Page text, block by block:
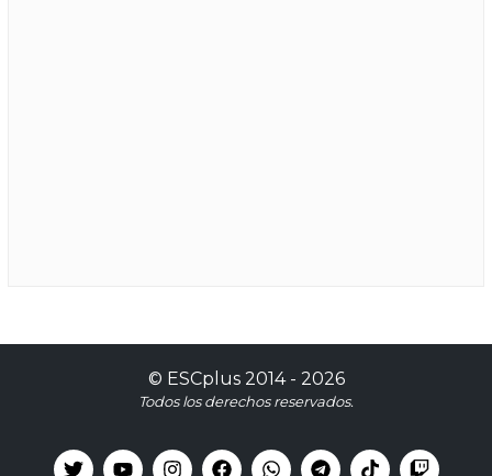
© ESCplus2014 - 2026
Todos los derechos reservados.